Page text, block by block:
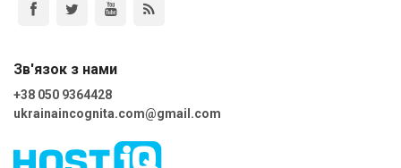
Зв'язок з нами
+38 050 9364428
ukrainaincognita.com@gmail.com